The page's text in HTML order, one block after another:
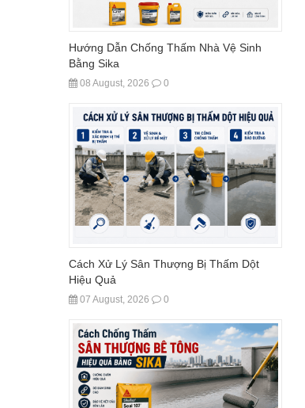
Hướng Dẫn Chống Thấm Nhà Vệ Sinh
Bằng Sika
08 August, 2026 0
Cách Xử Lý Sân Thượng Bị Thấm Dột
Hiệu Quả
07 August, 2026 0